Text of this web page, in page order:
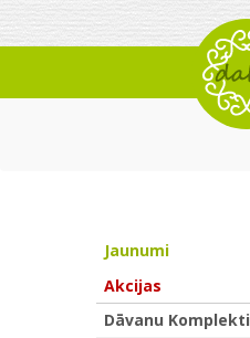
Jaunumi
Akcijas
Dāvanu Komplekti